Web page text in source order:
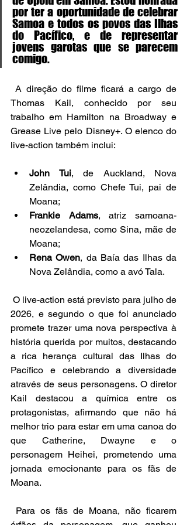
por ter a oportunidade de celebrar
Samoa e todos os povos das Ilhas
do Pacífico, e de representar
jovens garotas que se parecem
comigo.
Thomas Kail, conhecido por seu
trabalho em Hamilton na Broadway e
Grease Live pelo Disney+. O elenco do
live-action também inclui:
John Tui, de Auckland, Nova
Zelândia, como Chefe Tui, pai de
Moana;
Frankie Adams, atriz samoana-
neozelandesa, como Sina, mãe de
Moana;
Rena Owen, da Baía das Ilhas da
Nova Zelândia, como a avó Tala.
2026, e segundo o que foi anunciado
promete trazer uma nova perspectiva à
história querida por muitos, destacando
a rica herança cultural das Ilhas do
Pacífico e celebrando a diversidade
através de seus personagens. O diretor
Kail destacou a química entre os
protagonistas, afirmando que não há
melhor trio para estar em uma canoa do
que Catherine, Dwayne e o
personagem Heihei, prometendo uma
jornada emocionante para os fãs de
Moana.